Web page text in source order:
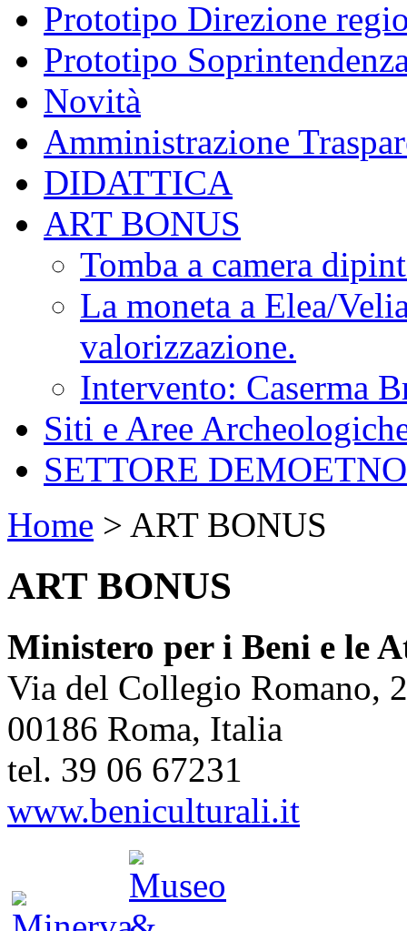
Prototipo Direzione
Prototipo
Novità
Amministrazione
DIDATTICA
ART BONUS
Tomba a camera
La moneta a Elea/
valorizzazione.
Intervento: Caserma
Siti e Aree
SETTORE
Home > ART BONUS
ART BONUS
Ministero per i Beni e le
Via del Collegio Romano,
00186 Roma, Italia
tel. 39 06 67231
www.beniculturali.it